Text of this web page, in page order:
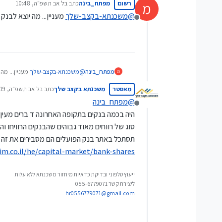
אותם על פעילותם". בנוסף,
בשווי סמלי. הוא הוסיף
המניות ניתנות למכירה
מ
מנותק
רשום מפתח_בינהכתב בל אב תשפ״ה, 10:48
נערך לאחרונה על ידי
@משכנתא-בקצב-שלך מעניין... מה יוצא
מ מפתח_בינה@משכנתא-בקצב-שלך מעניין...
מנותק
מאסטר משכנתא בקצב שלךכתב בל אב תשפ״ה, 12:19
נערך לאחרונה על
@מפתח_בינה
היה בכמה בנקים בתקופה האחרונה ד ברים
סוג של רווחים מאוד גבוהים שהבנקים הרוויחו
תסתכל באתר בנק הפועלים הם מסבירים את
he/capital-market/bank-shares
ייעוץ טלפוני ובדיקת כדאיות מיחזור משכנתא ללא עלות
ליצירת קשר 055-6779071
hr0556779071@gmail.com